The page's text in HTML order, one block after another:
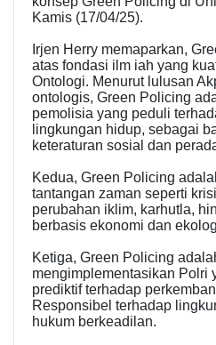
Kamis (17/04/25).
Irjen Herry memaparkan,
atas fondasi ilm iah yang
Ontologi. Menurut lulusan
ontologis, Green Policing
pemolisia yang peduli
lingkungan hidup, sebagai
keteraturan sosial dan
Kedua, Green Policing
tantangan zaman seperti
perubahan iklim, karhutla,
berbasis ekonomi dan
Ketiga, Green Policing
mengimplementasikan Polri
prediktif terhadap
Responsibel terhadap
hukum berkeadilan.